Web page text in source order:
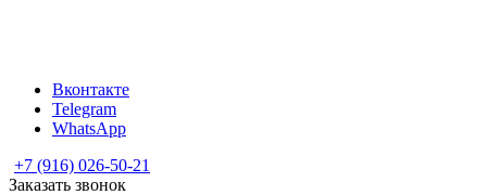
Вконтакте
Telegram
WhatsApp
+7 (916) 026-50-21
Заказать звонок